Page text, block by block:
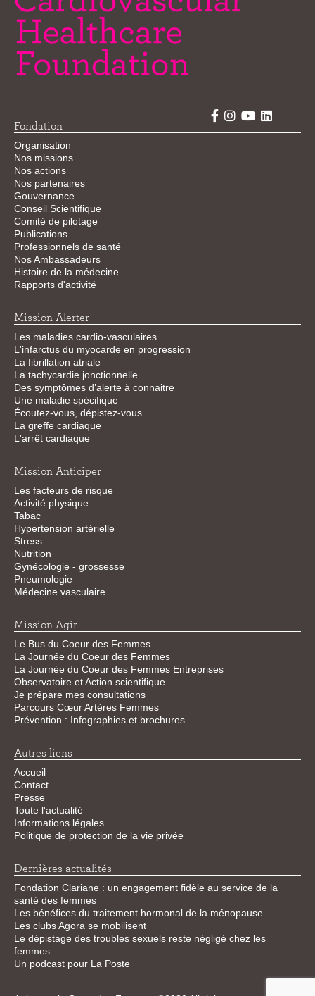
Fondation
Organisation
Nos missions
Nos actions
Nos partenaires
Gouvernance
Conseil Scientifique
Comité de pilotage
Publications
Professionnels de santé
Nos Ambassadeurs
Histoire de la médecine
Rapports d'activité
Mission Alerter
Les maladies cardio-vasculaires
L'infarctus du myocarde en progression
La fibrillation atriale
La tachycardie jonctionnelle
Des symptômes d’alerte à connaitre
Une maladie spécifique
Écoutez-vous, dépistez-vous
La greffe cardiaque
L'arrêt cardiaque
Mission Anticiper
Les facteurs de risque
Activité physique
Tabac
Hypertension artérielle
Stress
Nutrition
Gynécologie - grossesse
Pneumologie
Médecine vasculaire
Mission Agir
Le Bus du Coeur des Femmes
La Journée du Coeur des Femmes
La Journée du Coeur des Femmes Entreprises
Observatoire et Action scientifique
Je prépare mes consultations
Parcours Cœur Artères Femmes
Prévention : Infographies et brochures
Autres liens
Accueil
Contact
Presse
Toute l'actualité
Informations légales
Politique de protection de la vie privée
Dernières actualités
Fondation Clariane : un engagement fidèle au service de la
santé des femmes
Les bénéfices du traitement hormonal de la ménopause
Les clubs Agora se mobilisent
Le dépistage des troubles sexuels reste négligé chez les
femmes
Un podcast pour La Poste